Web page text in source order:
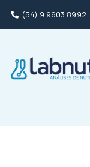
(54) 9 9603.8992